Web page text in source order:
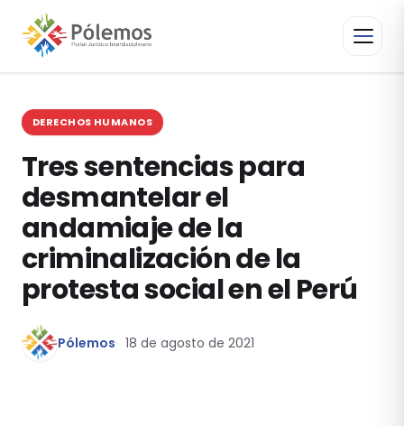
DERECHOS HUMANOS
Tres sentencias para
desmantelar el
andamiaje de la
criminalización de la
protesta social en el Perú
Pólemos 18 de agosto de 2021